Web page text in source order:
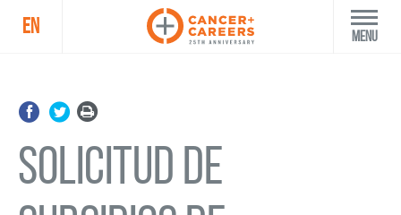
EN Menu
Solicitud de